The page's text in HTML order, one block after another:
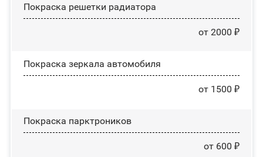
Покраска решетки радиатора
от 2000 ₽
Покраска зеркала автомобиля
от 1500 ₽
Покраска парктроников
от 600 ₽